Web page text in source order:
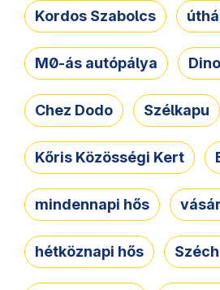
Kordos Szabolcs
M0-ás autópálya
Chez Dodo Szélkapu
Kőris Közösségi Kert
mindennapi hős
hétköznapi hős